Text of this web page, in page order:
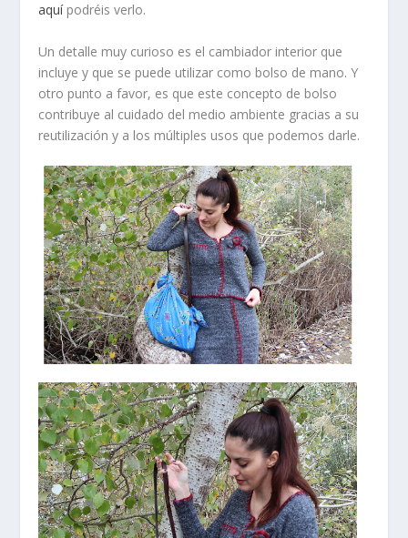
aquípodréis verlo.
Un detalle muy curioso es el cambiador interior que
incluye y que se puede utilizar como bolso de mano. Y
otro punto a favor, es que este concepto de bolso
contribuye al cuidado del medio ambiente gracias a su
reutilización y a los múltiples usos que podemos darle.